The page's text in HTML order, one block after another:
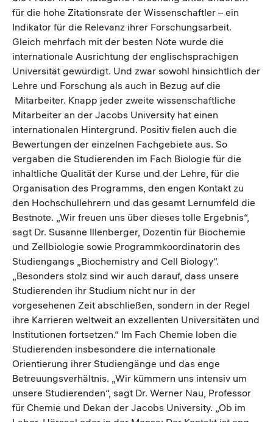
für die hohe Zitationsrate der Wissenschaftler – ein
Indikator für die Relevanz ihrer Forschungsarbeit.
Gleich mehrfach mit der besten Note wurde die
internationale Ausrichtung der englischsprachigen
Universität gewürdigt. Und zwar sowohl hinsichtlich der
Lehre und Forschung als auch in Bezug auf die
Mitarbeiter. Knapp jeder zweite wissenschaftliche
Mitarbeiter an der Jacobs University hat einen
internationalen Hintergrund. Positiv fielen auch die
Bewertungen der einzelnen Fachgebiete aus. So
vergaben die Studierenden im Fach Biologie für die
inhaltliche Qualität der Kurse und der Lehre, für die
Organisation des Programms, den engen Kontakt zu
den Hochschullehrern und das gesamt Lernumfeld die
Bestnote. „Wir freuen uns über dieses tolle Ergebnis“,
sagt Dr. Susanne Illenberger, Dozentin für Biochemie
und Zellbiologie sowie Programmkoordinatorin des
Studiengangs „Biochemistry and Cell Biology“.
„Besonders stolz sind wir auch darauf, dass unsere
Studierenden ihr Studium nicht nur in der
vorgesehenen Zeit abschließen, sondern in der Regel
ihre Karrieren weltweit an exzellenten Universitäten und
Institutionen fortsetzen.“ Im Fach Chemie loben die
Studierenden insbesondere die internationale
Orientierung ihrer Studiengänge und das enge
Betreuungsverhältnis. „Wir kümmern uns intensiv um
unsere Studierenden“, sagt Dr. Werner Nau, Professor
für Chemie und Dekan der Jacobs University. „Ob im